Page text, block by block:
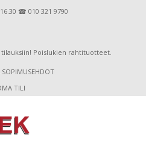
16.30 ☎ 010 321 9790
Poislukien rahtituotteet.
SOPIMUSEHDOT
TILI